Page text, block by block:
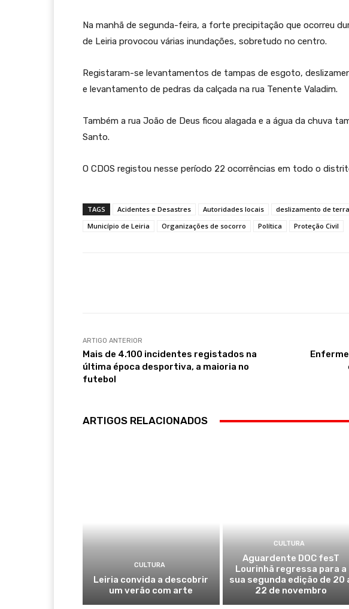
Na manhã de segunda-feira, a forte precipitação que ocorreu
de Leiria provocou várias inundações, sobretudo no centro.
Registaram-se levantamentos de tampas de esgoto,
e levantamento de pedras da calçada na rua Tenente Valadim.
Também a rua João de Deus ficou alagada e a água da chuva
Santo.
O CDOS registou nesse período 22 ocorrências em todo o
TAGS Acidentes e Desastres Autoridades locais deslizamento de
Município de Leiria
Organizações de socorro Política Proteção Civil
ARTIGO ANTERIOR
Mais de 4.100 incidentes registados na
última época desportiva, a maioria no
futebol
ARTIGOS RELACIONADOS
CULTURA
Leiria convida a descobrir
um verão com arte
CULTURA
Aguardente DOC fesT
Lourinhã regressa para a
sua segunda edição de 20
22 de novembro